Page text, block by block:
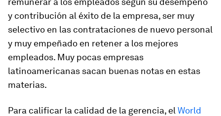
y contribución al éxito de la empresa, ser muy
selectivo en las contrataciones de nuevo personal
y muy empeñado en retener a los mejores
empleados. Muy pocas empresas
latinoamericanas sacan buenas notas en estas
materias.
Para calificar la calidad de la gerencia, el World